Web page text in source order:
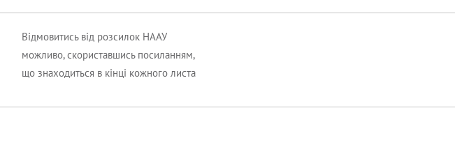
Відмовитись від розсилок НААУ
можливо, скориставшись посиланням,
що знаходиться в кінці кожного листа